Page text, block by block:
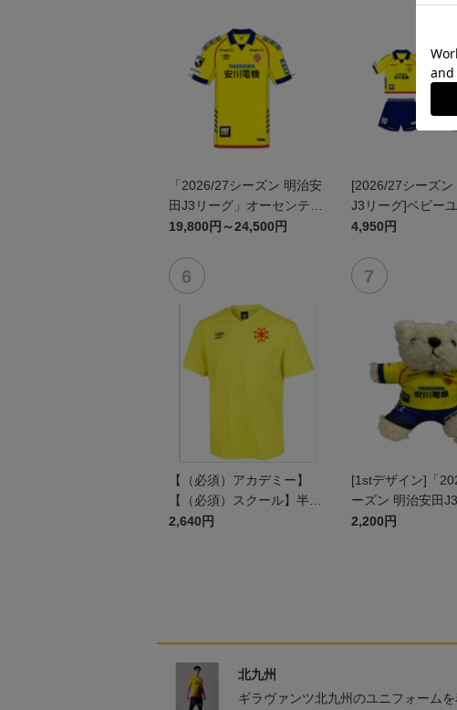
「2026/27シーズン 明治安
田J3リーグ」オーセンティ
ックユニフォームFP1st
19,800円～24,500円
[2026/27シーズン
J3リーグ]ベビーユ
ム上下セット
4,950円
【（必須）アカデミー】
【（必須）スクール】半袖
プラクティスシャツ JR
2,640円
[1stデザイン]「
ーズン 明治安田J3
ユニフォームベア
2,200円
北九州
ギラヴァンツ北九州のユニフォーム